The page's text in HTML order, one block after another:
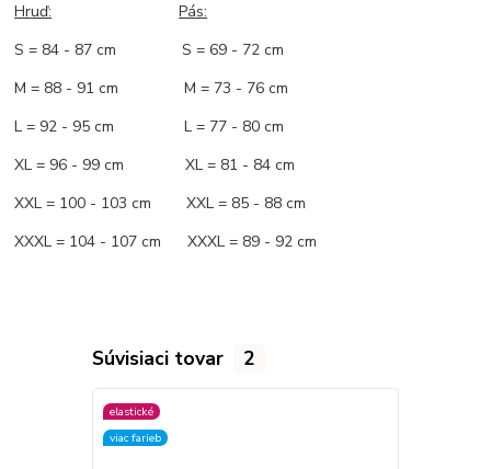
Hruď:
Pás:
S = 84 - 87 cm S = 69 - 72 cm
M = 88 - 91 cm M = 73 - 76 cm
L = 92 - 95 cm L = 77 - 80 cm
XL = 96 - 99 cm XL = 81 - 84 cm
XXL = 100 - 103 cm XXL = 85 - 88 cm
XXXL = 104 - 107 cm XXXL = 89 - 92 cm
Súvisiaci tovar 2
elastické
viac farieb